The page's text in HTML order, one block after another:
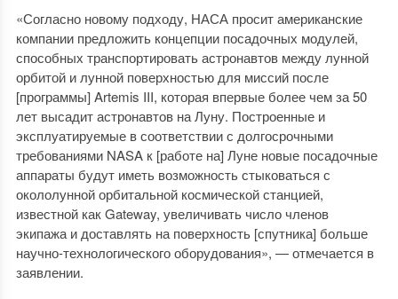
«Согласно новому подходу, НАСА просит американские
компании предложить концепции посадочных модулей,
способных транспортировать астронавтов между лунной
орбитой и лунной поверхностью для миссий после
[программы] Artemis III, которая впервые более чем за 50
лет высадит астронавтов на Луну. Построенные и
эксплуатируемые в соответствии с долгосрочными
требованиями NASA к [работе на] Луне новые посадочные
аппараты будут иметь возможность стыковаться с
окололунной орбитальной космической станцией,
известной как Gateway, увеличивать число членов
экипажа и доставлять на поверхность [спутника] больше
научно-технологического оборудования», — отмечается в
заявлении.